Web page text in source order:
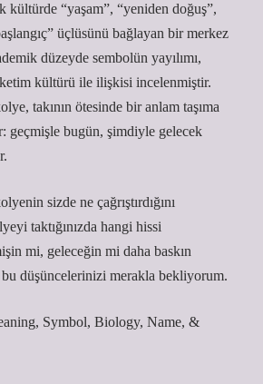
kültürde “yaşam”, “yeniden doğuş”,
üçlüsünü bağlayan bir merkez
düzeyde sembolün yayılımı,
kültürü ile ilişkisi incelenmiştir.
takının ötesinde bir anlam taşıma
geçmişle bugün, şimdiyle gelecek
sizde ne çağrıştırdığını
taktığınızda hangi hissi
mi, geleceğin mi daha baskın
düşüncelerinizi merakla bekliyorum.
Symbol, Biology, Name, &